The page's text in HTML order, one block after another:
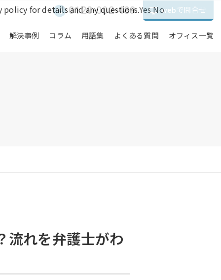
0120-002-489 webで問合せ
解決事例 コラム 用語集 よくある質問 オフィス一覧
流れを弁護士がわ
policy for details and any questions.YesNo